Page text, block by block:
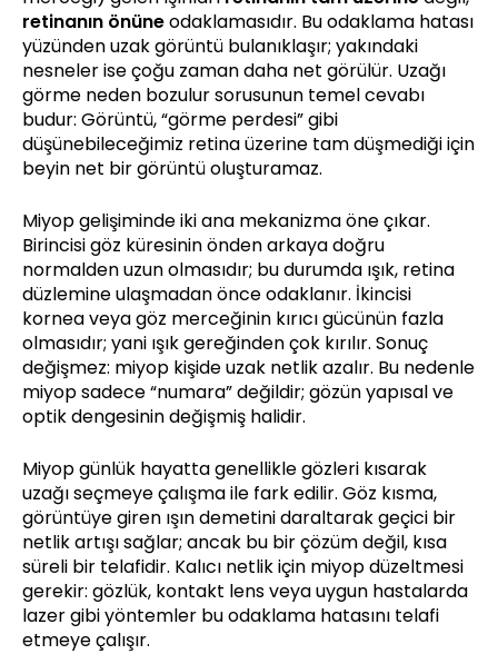
retinanın önüneodaklamasıdır. Bu odaklama hatası
yüzünden uzak görüntü bulanıklaşır; yakındaki
nesneler ise çoğu zaman daha net görülür. Uzağı
görme neden bozulur sorusunun temel cevabı
budur: Görüntü, “görme perdesi” gibi
düşünebileceğimiz retina üzerine tam düşmediği için
beyin net bir görüntü oluşturamaz.
Miyop gelişiminde iki ana mekanizma öne çıkar.
Birincisi göz küresinin önden arkaya doğru
normalden uzun olmasıdır; bu durumda ışık, retina
düzlemine ulaşmadan önce odaklanır. İkincisi
kornea veya göz merceğinin kırıcı gücünün fazla
olmasıdır; yani ışık gereğinden çok kırılır. Sonuç
değişmez: miyop kişide uzak netlik azalır. Bu nedenle
miyop sadece “numara” değildir; gözün yapısal ve
optik dengesinin değişmiş halidir.
Miyop günlük hayatta genellikle gözleri kısarak
uzağı seçmeye çalışma ile fark edilir. Göz kısma,
görüntüye giren ışın demetini daraltarak geçici bir
netlik artışı sağlar; ancak bu bir çözüm değil, kısa
süreli bir telafidir. Kalıcı netlik için miyop düzeltmesi
gerekir: gözlük, kontakt lens veya uygun hastalarda
lazer gibi yöntemler bu odaklama hatasını telafi
etmeye çalışır.